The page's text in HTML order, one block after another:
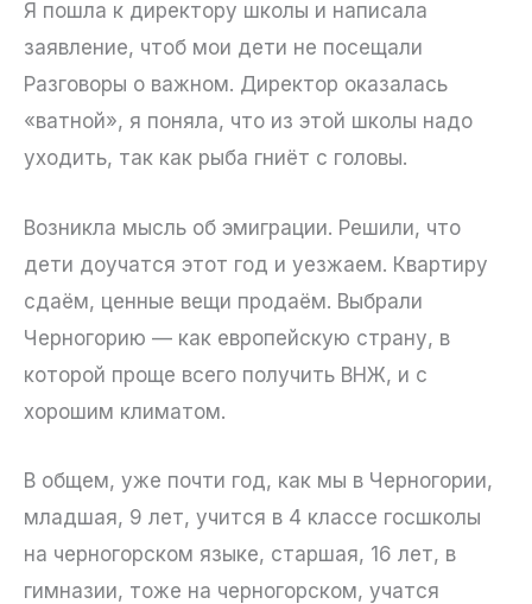
Я пошла к директору школы и написала
заявление, чтоб мои дети не посещали
Разговоры о важном. Директор оказалась
«ватной», я поняла, что из этой школы надо
уходить, так как рыба гниёт с головы.
Возникла мысль об эмиграции. Решили, что
дети доучатся этот год и уезжаем. Квартиру
сдаём, ценные вещи продаём. Выбрали
Черногорию — как европейскую страну, в
которой проще всего получить ВНЖ, и с
хорошим климатом.
В общем, уже почти год, как мы в Черногории,
младшая, 9 лет, учится в 4 классе госшколы
на черногорском языке, старшая, 16 лет, в
гимназии, тоже на черногорском, учатся